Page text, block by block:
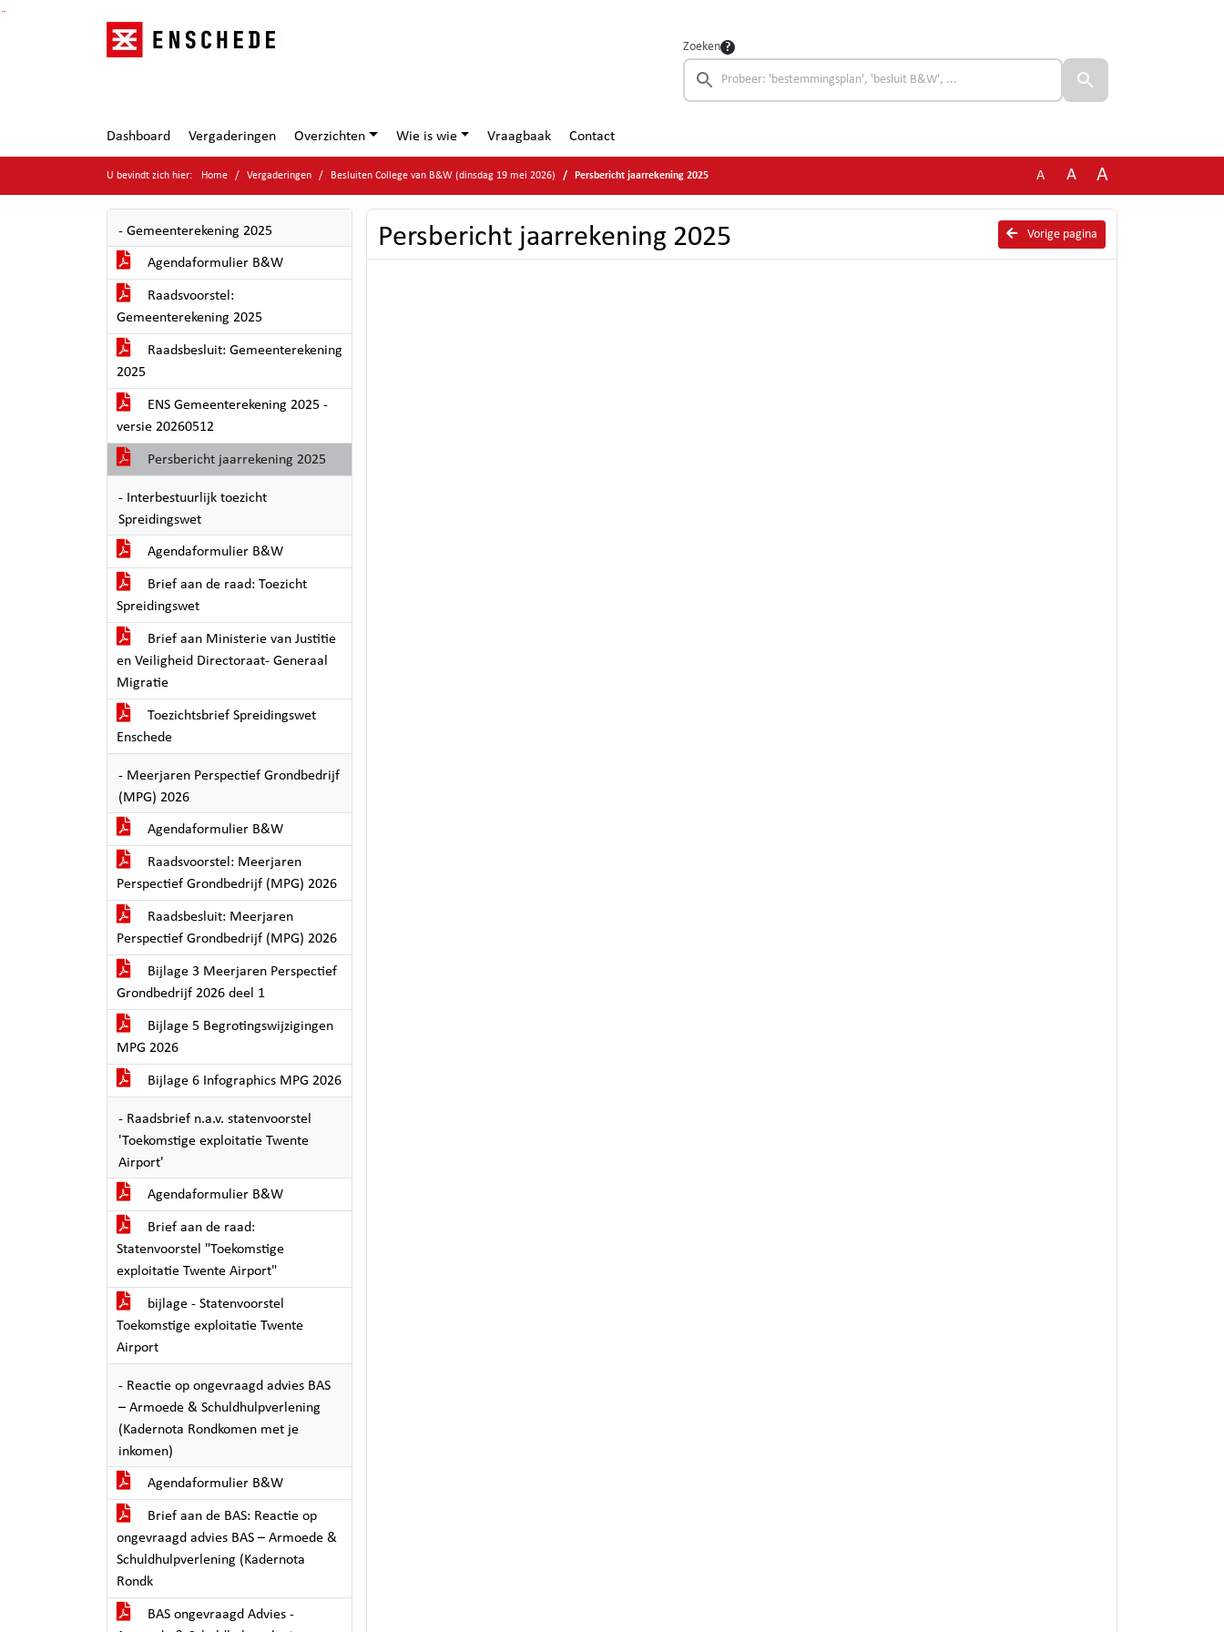
Ga naar de inhoud van deze pagina
Ga naar het zoeken
Ga naar het menu
Zoeken
Dashboard Vergaderingen Overzichten Wie is wie Vraagbaak Contact
U bevindt zich hier: Home Vergaderingen Besluiten College van B&W (dinsdag 19 mei 2026) Persbericht jaarrekening 2025 A A A
- Gemeenterekening 2025
Agendaformulier B&W
Raadsvoorstel:
Gemeenterekening 2025
Raadsbesluit: Gemeenterekening
2025
ENS Gemeenterekening 2025 -
versie 20260512
Persbericht jaarrekening 2025
- Interbestuurlijk toezicht
Spreidingswet
Agendaformulier B&W
Brief aan de raad: Toezicht
Spreidingswet
Brief aan Ministerie van Justitie
en Veiligheid Directoraat- Generaal
Migratie
Toezichtsbrief Spreidingswet
Enschede
- Meerjaren Perspectief Grondbedrijf
(MPG) 2026
Agendaformulier B&W
Raadsvoorstel: Meerjaren
Perspectief Grondbedrijf (MPG) 2026
Raadsbesluit: Meerjaren
Perspectief Grondbedrijf (MPG) 2026
Bijlage 3 Meerjaren Perspectief
Grondbedrijf 2026 deel 1
Bijlage 5 Begrotingswijzigingen
MPG 2026
Bijlage 6 Infographics MPG 2026
- Raadsbrief n.a.v. statenvoorstel
'Toekomstige exploitatie Twente
Airport'
Agendaformulier B&W
Brief aan de raad:
Statenvoorstel "Toekomstige
exploitatie Twente Airport"
bijlage - Statenvoorstel
Toekomstige exploitatie Twente
Airport
- Reactie op ongevraagd advies BAS
– Armoede & Schuldhulpverlening
(Kadernota Rondkomen met je
inkomen)
Agendaformulier B&W
Brief aan de BAS: Reactie op
ongevraagd advies BAS – Armoede &
Schuldhulpverlening (Kadernota
Rondk
BAS ongevraagd Advies -
Vorige pagina
Persbericht jaarrekening 2025